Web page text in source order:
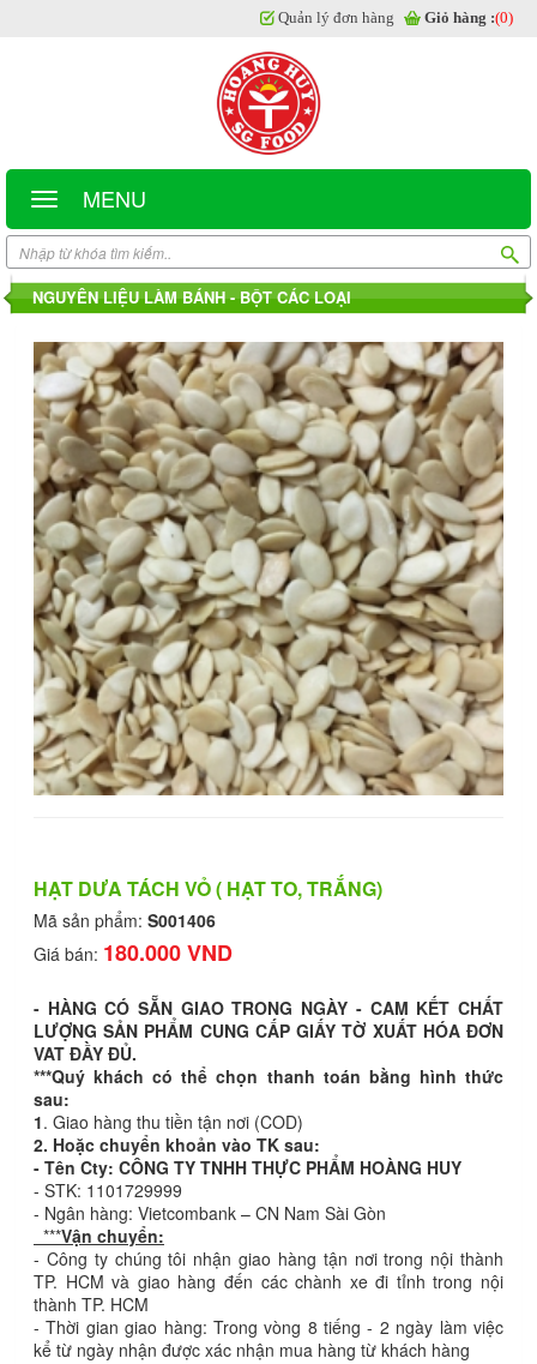
MENU
Quản lý đơn hàng Giỏ hàng :(0)
NGUYÊN LIỆU LÀM BÁNH - BỘT CÁC LOẠI
HẠT DƯA TÁCH VỎ ( HẠT TO, TRẮNG)
Mã sản phẩm: S001406
Giá bán: 180.000 VND
- HÀNG CÓ SẴN GIAO TRONG NGÀY - CAM KẾT CHẤT
LƯỢNG SẢN PHẨM CUNG CẤP GIẤY TỜ XUẤT HÓA ĐƠN
VAT ĐẦY ĐỦ.
***Quý khách có thể chọn thanh toán bằng hình thức
sau:
1. Giao hàng thu tiền tận nơi (COD)
2. Hoặc chuyển khoản vào TK sau:
- Tên Cty: CÔNG TY TNHH THỰC PHẨM HOÀNG HUY
- STK: 1101729999
- Ngân hàng: Vietcombank – CN Nam Sài Gòn
***Vận chuyển:
- Công ty chúng tôi nhận giao hàng tận nơi trong nội thành
TP. HCM và giao hàng đến các chành xe đi tỉnh trong nội
thành TP. HCM
- Thời gian giao hàng: Trong vòng 8 tiếng - 2 ngày làm việc
kể từ ngày nhận được xác nhận mua hàng từ khách hàng